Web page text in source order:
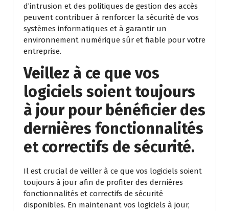
d’intrusion et des politiques de gestion des accès
peuvent contribuer à renforcer la sécurité de vos
systèmes informatiques et à garantir un
environnement numérique sûr et fiable pour votre
entreprise.
Veillez à ce que vos
logiciels soient toujours
à jour pour bénéficier des
dernières fonctionnalités
et correctifs de sécurité.
Il est crucial de veiller à ce que vos logiciels soient
toujours à jour afin de profiter des dernières
fonctionnalités et correctifs de sécurité
disponibles. En maintenant vos logiciels à jour,